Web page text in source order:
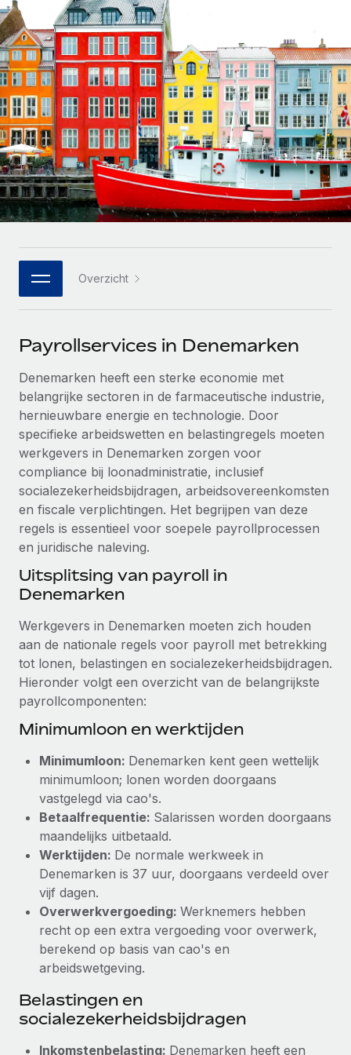
Zzp'ers internationaal onboarden en beheren
PEO
Ingewikkelde HR-taken eenvoudig uitbesteden
INFRASTRUCTUUR
Remote Embedded
HR naadloos in workflows integreren
Platform
Ingebouwde essentiële HR-functies voor je team
Integraties
DIENSTEN
Vraag een expert
Krijg hulp van global HR- en juridische experts
Achtergrondonderzoek
Vereenvoudig het screeningsproces van
kandidaten
Compliance Watchtower
Blijf compliance-risico's voor
Apparaatbeheer
Lever en track wereldwijd IT-middelen
Entiteiten oprichten
Stel snel compliant entiteiten op
Mobiliteit en overplaatsing
Plaats werknemers moeiteloos over
Secundaire arbeidsvoorwaarden
beheren
GROEIFASE
Start-ups
Flexibele global HR en payroll solutions voor groeiende
bedrijven
Mid-market
Teams uitbreiden met HR solutions op maat
Enterprise
Global HR voor grote bedrijven
WERK MET ONS SAMEN
Strategische technologiepartners
Een partner worden
Integraties en advies over AI-automatiseringen
CASESTUDY'S
Betalingscalculator voor zzp'ers
Ontdek valuta-opties en betaalsnelheden voor
internationale zzp'ers
LEREN MET REMOTE
Onderzoek en gidsen
Casestudy's
HR-woordenlijst
Checklists en templates
Webinars
Newsroom
Inzicht in salaris en talent
Inzichtencentrum
Support
Alle bronnen bekijken
BLOG
Global Payroll
EOR en PEO
Contractor Management
Belastingen
Naar de blog
BLOG
Productupdates van Remote: Gusto- en Xero-
integraties en Contractor Management Plus
Het blijft de missie van Remote om alle soorten bedrijven
te helpen bij het aannemen, beheren en...
Meer informatie
Hoe Phiture 55 werknemers in 19 landen
beheert met Remote
Phiture, een toonaangevende leider in de wereldwijde
Meer informatie
Nederlands
Français
Deutsch
Español
Italiano
Português (Portugal)
日本語
한국어
Inloggen
Overzicht
Payrollservices in Denemarken
Denemarken heeft een sterke economie met
belangrijke sectoren in de farmaceutische industrie,
hernieuwbare energie en technologie. Door
specifieke arbeidswetten en belastingregels moeten
werkgevers in Denemarken zorgen voor
compliance bij loonadministratie, inclusief
socialezekerheidsbijdragen, arbeidsovereenkomsten
en fiscale verplichtingen. Het begrijpen van deze
regels is essentieel voor soepele payrollprocessen
en juridische naleving.
Uitsplitsing van payroll in
Denemarken
Werkgevers in Denemarken moeten zich houden
aan de nationale regels voor payroll met betrekking
tot lonen, belastingen en socialezekerheidsbijdragen.
Hieronder volgt een overzicht van de belangrijkste
payrollcomponenten:
Minimumloon en werktijden
Minimumloon: Denemarken kent geen wettelijk
minimumloon; lonen worden doorgaans
vastgelegd via cao's.
Betaalfrequentie: Salarissen worden doorgaans
maandelijks uitbetaald.
Werktijden: De normale werkweek in
Denemarken is 37 uur, doorgaans verdeeld over
vijf dagen.
Overwerkvergoeding: Werknemers hebben
recht op een extra vergoeding voor overwerk,
berekend op basis van cao's en
arbeidswetgeving.
Belastingen en
socialezekerheidsbijdragen
Inkomstenbelasting: Denemarken heeft een